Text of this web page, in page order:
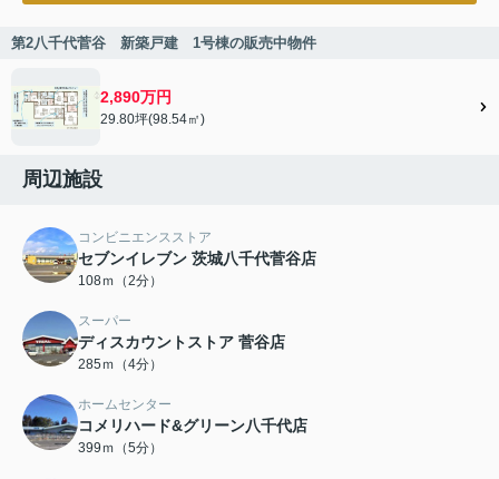
第2八千代菅谷 新築戸建 1号棟の販売中物件
2,890万円
29.80坪(98.54㎡)
周辺施設
コンビニエンスストア
セブンイレブン 茨城八千代菅谷店
108ｍ（2分）
スーパー
ディスカウントストア 菅谷店
285ｍ（4分）
ホームセンター
コメリハード&グリーン八千代店
399ｍ（5分）